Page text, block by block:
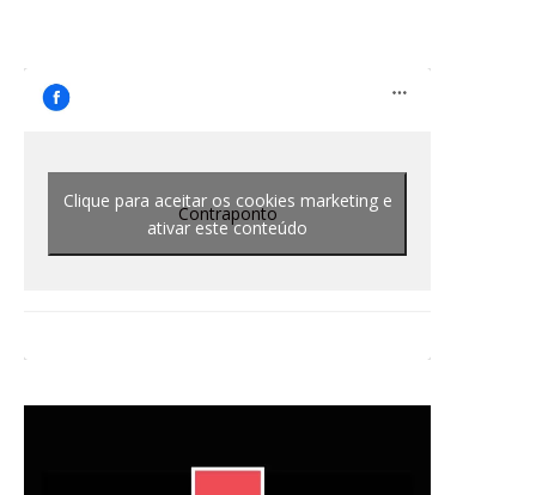
Contraponto
Clique para aceitar os cookies marketing e
ativar este conteúdo